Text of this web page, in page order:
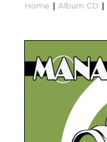
Home Album CD